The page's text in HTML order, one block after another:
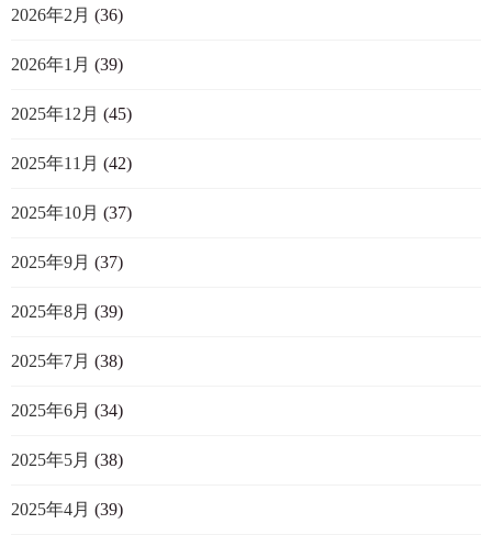
2026年2月 (36)
2026年1月 (39)
2025年12月 (45)
2025年11月 (42)
2025年10月 (37)
2025年9月 (37)
2025年8月 (39)
2025年7月 (38)
2025年6月 (34)
2025年5月 (38)
2025年4月 (39)